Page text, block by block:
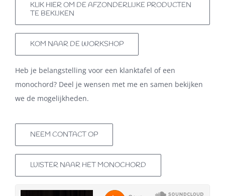
KLIK HIER OM DE AFZONDERLIJKE PRODUCTEN
TE BEKIJKEN
KOM NAAR DE WORKSHOP
Heb je belangstelling voor een klanktafel of een
monochord? Deel je wensen met me en samen bekijken
we de mogelijkheden.
NEEM CONTACT OP
LUISTER NAAR HET MONOCHORD